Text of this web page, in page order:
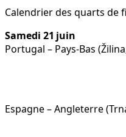
Calendrier des quarts de
Samedi 21 juin
Portugal – Pays-Bas
Espagne – Angleterre